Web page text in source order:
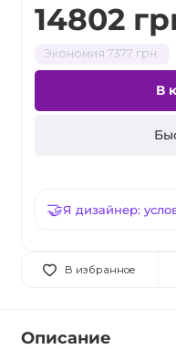
14802
Экономия 7377 грн.
В
Я дизайнер:
В избранное
Описание